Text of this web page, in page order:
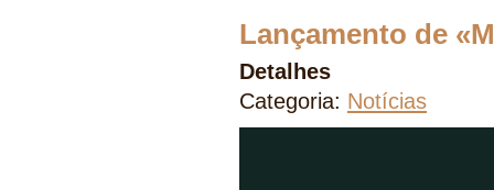
Lançamento de
Detalhes
Categoria: Notícias